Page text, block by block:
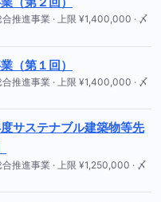
推進事業 · 上限 ¥1,400,000 · 〆
（第１回）
推進事業 · 上限 ¥1,400,000 · 〆
サステナブル建築物等先
推進事業 · 上限 ¥1,250,000 · 〆